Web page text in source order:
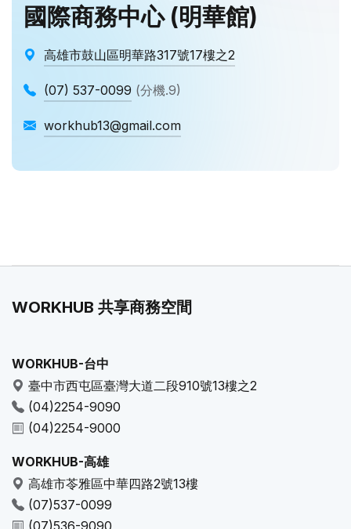
國際商務中心 (明華館)
高雄市鼓山區明華路317號17樓之2
(07) 537-0099 (分機.9)
workhub13@gmail.com
WORKHUB 共享商務空間
WORKHUB-台中
臺中市西屯區臺灣大道二段910號13樓之2
(04)2254-9090
(04)2254-9000
WORKHUB-高雄
高雄市苓雅區中華四路2號13樓
(07)537-0099
(07)536-9090